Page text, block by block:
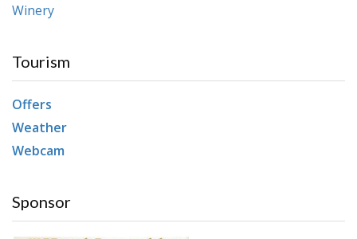
Winery
Tourism
Offers
Weather
Webcam
Sponsor